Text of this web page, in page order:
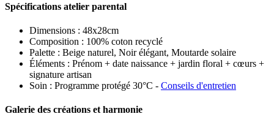
Spécifications atelier parental
Dimensions : 48x28cm
Composition : 100% coton recyclé
Palette : Beige naturel, Noir élégant, Moutarde solaire
Éléments : Prénom + date naissance + jardin floral + cœurs +
signature artisan
Soin : Programme protégé 30°C - Conseils d'entretien
Galerie des créations et harmonie